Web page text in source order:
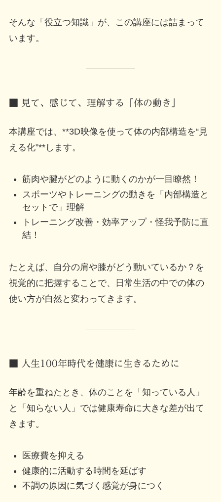
そんな「役立つ知識」が、この講座には詰まって
います。
■ 見て、感じて、理解する「体の動き」
本講座では、**3D映像を使って体の内部構造を“見
える化”**します。
筋肉や腱がどのように動くのかが一目瞭然！
スポーツやトレーニングの動きを「内部構造と
セットで」理解
トレーニング改善・効率アップ・怪我予防に直
結！
たとえば、自分の肩や膝がどう動いているか？を
視覚的に把握することで、日常生活の中での体の
使い方が自然と変わってきます。
■ 人生100年時代を健康に生きるために
年齢を重ねたとき、体のことを「知っている人」
と「知らない人」では健康寿命に大きな差が出て
きます。
医療費を抑える
健康的に活動する時間を延ばす
不調の原因に気づく感覚が身につく